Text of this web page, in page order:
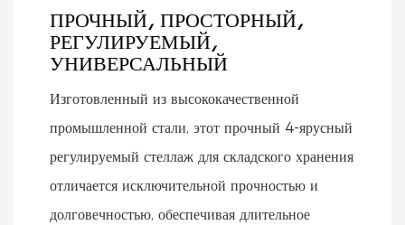
ПРОЧНЫЙ, ПРОСТОРНЫЙ,
РЕГУЛИРУЕМЫЙ,
УНИВЕРСАЛЬНЫЙ
Изготовленный из высококачественной
промышленной стали, этот прочный 4-ярусный
регулируемый стеллаж для складского хранения
отличается исключительной прочностью и
долговечностью, обеспечивая длительное